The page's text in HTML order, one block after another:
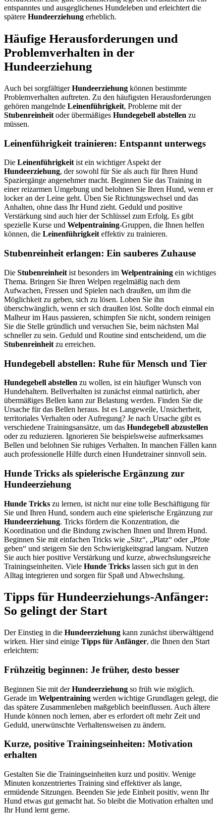
entspanntes und ausgeglichenes Hundeleben und erleichtert die
spätere Hundeerziehung erheblich.
Häufige Herausforderungen und
Problemverhalten in der
Hundeerziehung
Auch bei sorgfältigerHundeerziehung können bestimmte
Problemverhalten auftreten. Zu den häufigsten Herausforderungen
gehören mangelnde Leinenführigkeit, Probleme mit der
Stubenreinheit oder übermäßiges Hundegebell abstellen zu
müssen.
Leinenführigkeit trainieren: Entspannt unterwegs
Die Leinenführigkeit ist ein wichtiger Aspekt der
Hundeerziehung, der sowohl für Sie als auch für Ihren Hund
Spaziergänge angenehmer macht. Beginnen Sie das Training in
einer reizarmen Umgebung und belohnen Sie Ihren Hund, wenn er
locker an der Leine geht. Üben Sie Richtungswechsel und das
Anhalten, ohne dass Ihr Hund zieht. Geduld und positive
Verstärkung sind auch hier der Schlüssel zum Erfolg. Es gibt
spezielle Kurse und Welpentraining-Gruppen, die Ihnen helfen
können, die Leinenführigkeit effektiv zu trainieren.
Stubenreinheit erlangen: Ein sauberes Zuhause
Die Stubenreinheit ist besonders im Welpentraining ein wichtiges
Thema. Bringen Sie Ihren Welpen regelmäßig nach dem
Aufwachen, Fressen und Spielen nach draußen, um ihm die
Möglichkeit zu geben, sich zu lösen. Loben Sie ihn
überschwänglich, wenn er sich draußen löst. Sollte doch einmal ein
Malheur im Haus passieren, schimpfen Sie nicht, sondern reinigen
Sie die Stelle gründlich und versuchen Sie, beim nächsten Mal
schneller zu sein. Geduld und Routine sind entscheidend, um die
Stubenreinheit zu erreichen.
Hundegebell abstellen: Ruhe für Mensch und Tier
Hundegebell abstellen zu wollen, ist ein häufiger Wunsch von
Hundehaltern. Bellverhalten ist zunächst einmal natürlich, aber
übermäßiges Bellen kann zur Belastung werden. Finden Sie die
Ursache für das Bellen heraus. Ist es Langeweile, Unsicherheit,
territoriales Verhalten oder Aufregung? Je nach Ursache gibt es
verschiedene Trainingsansätze, um das Hundegebell abzustellen
oder zu reduzieren. Ignorieren Sie beispielsweise aufmerksames
Bellen und belohnen Sie ruhiges Verhalten. In manchen Fällen kann
auch professionelle Hilfe durch einen Hundetrainer sinnvoll sein.
Hunde Tricks als spielerische Ergänzung zur
Hundeerziehung
Hunde Tricks zu lernen, ist nicht nur eine tolle Beschäftigung für
Sie und Ihren Hund, sondern auch eine spielerische Ergänzung zur
Hundeerziehung. Tricks fördern die Konzentration, die
Koordination und die Bindung zwischen Ihnen und Ihrem Hund.
Beginnen Sie mit einfachen Tricks wie „Sitz“, „Platz“ oder „Pfote
geben“ und steigern Sie den Schwierigkeitsgrad langsam. Nutzen
Sie auch hier positive Verstärkung und kurze, abwechslungsreiche
Trainingseinheiten. Viele Hunde Tricks lassen sich gut in den
Alltag integrieren und sorgen für Spaß und Abwechslung.
Tipps für Hundeerziehungs-Anfänger:
So gelingt der Start
Der Einstieg in die Hundeerziehung kann zunächst überwältigend
wirken. Hier sind einige Tipps für Anfänger, die Ihnen den Start
erleichtern:
Frühzeitig beginnen: Je früher, desto besser
Beginnen Sie mit derHundeerziehung so früh wie möglich.
Gerade im Welpentraining werden wichtige Grundlagen gelegt, die
das spätere Zusammenleben maßgeblich beeinflussen. Auch ältere
Hunde können noch lernen, aber es erfordert oft mehr Zeit und
Geduld, unerwünschte Verhaltensweisen zu ändern.
Kurze, positive Trainingseinheiten: Motivation
erhalten
Gestalten Sie die Trainingseinheiten kurz und positiv. Wenige
Minuten konzentriertes Training sind effektiver als lange,
ermüdende Sitzungen. Beenden Sie jede Einheit positiv, wenn Ihr
Hund etwas gut gemacht hat. So bleibt die Motivation erhalten und
Ihr Hund lernt gerne.